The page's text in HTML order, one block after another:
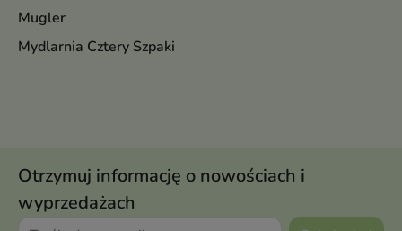
Mugler
Mydlarnia Cztery Szpaki
Otrzymuj informację o nowościach i
wyprzedażach